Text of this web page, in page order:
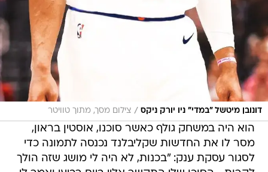
דונובן מיטשל "במדי" ניו יורק ניקס / צילום מסך, מתוך טוויטר
הוא היה במשחק גולף כאשר סוכנו, אוסטין בראון,
מסר לו את החדשות שקליבלנד נכנסה לתמונה כדי
לסגור עסקת ענק: "בכנות, לא היה לי מושג שזה הולך